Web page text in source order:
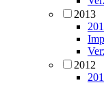
2013
2012